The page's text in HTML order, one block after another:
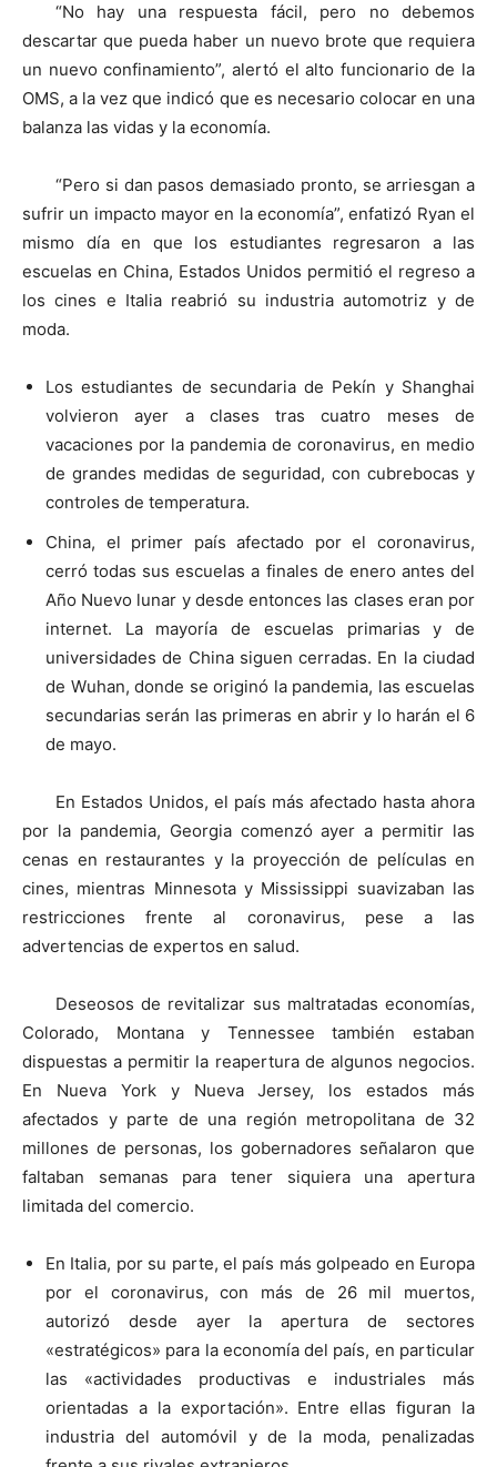
“No hay una respuesta fácil, pero no debemos
descartar que pueda haber un nuevo brote que requiera
un nuevo confinamiento”, alertó el alto funcionario de la
OMS, a la vez que indicó que es necesario colocar en una
balanza las vidas y la economía.
“Pero si dan pasos demasiado pronto, se arriesgan a
sufrir un impacto mayor en la economía”, enfatizó Ryan el
mismo día en que los estudiantes regresaron a las
escuelas en China, Estados Unidos permitió el regreso a
los cines e Italia reabrió su industria automotriz y de
moda.
Los estudiantes de secundaria de Pekín y Shanghai
volvieron ayer a clases tras cuatro meses de
vacaciones por la pandemia de coronavirus, en medio
de grandes medidas de seguridad, con cubrebocas y
controles de temperatura.
China, el primer país afectado por el coronavirus,
cerró todas sus escuelas a finales de enero antes del
Año Nuevo lunar y desde entonces las clases eran por
internet. La mayoría de escuelas primarias y de
universidades de China siguen cerradas. En la ciudad
de Wuhan, donde se originó la pandemia, las escuelas
secundarias serán las primeras en abrir y lo harán el 6
de mayo.
En Estados Unidos, el país más afectado hasta ahora
por la pandemia, Georgia comenzó ayer a permitir las
cenas en restaurantes y la proyección de películas en
cines, mientras Minnesota y Mississippi suavizaban las
restricciones frente al coronavirus, pese a las
advertencias de expertos en salud.
Deseosos de revitalizar sus maltratadas economías,
Colorado, Montana y Tennessee también estaban
dispuestas a permitir la reapertura de algunos negocios.
En Nueva York y Nueva Jersey, los estados más
afectados y parte de una región metropolitana de 32
millones de personas, los gobernadores señalaron que
faltaban semanas para tener siquiera una apertura
limitada del comercio.
En Italia, por su parte, el país más golpeado en Europa
por el coronavirus, con más de 26 mil muertos,
autorizó desde ayer la apertura de sectores
«estratégicos» para la economía del país, en particular
las «actividades productivas e industriales más
orientadas a la exportación». Entre ellas figuran la
industria del automóvil y de la moda, penalizadas